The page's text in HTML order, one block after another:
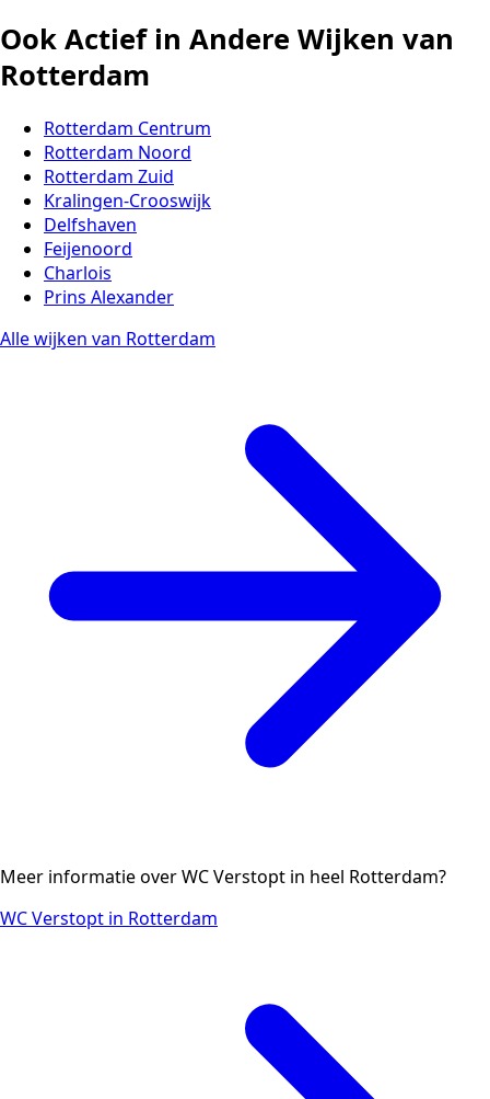
Ook Actief in Andere Wijken van
Rotterdam
Rotterdam Centrum
Rotterdam Noord
Rotterdam Zuid
Kralingen-Crooswijk
Delfshaven
Feijenoord
Charlois
Prins Alexander
Alle wijken van Rotterdam
Meer informatie over WC Verstopt in heel Rotterdam?
WC Verstopt in Rotterdam